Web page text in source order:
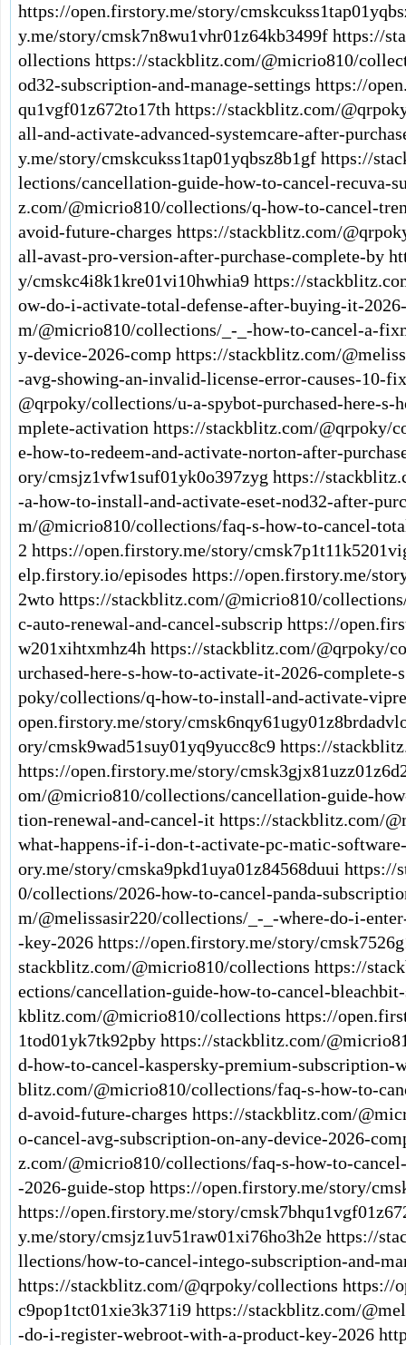
https://open.firstory.me/story/
y.me/story/cmsk7n8wu1vhr01z64kb3499f https://
ollections https://stackblitz.com/@micrio810/
od32-subscription-and-manage-settings https://
qu1vgf01z672to17th https://stackblitz.com/
all-and-activate-advanced-systemcare-after-
y.me/story/cmskcukss1tap01yqbsz8b1gf https://
lections/cancellation-guide-how-to-cancel-recuva-
z.com/@micrio810/collections/q-how-to-cancel-
avoid-future-charges https://stackblitz.com/
all-avast-pro-version-after-purchase-complete-by
y/cmskc4i8k1kre01vi10hwhia9 https://
ow-do-i-activate-total-defense-after-buying-it-
m/@micrio810/collections/_-_-how-to-cancel-a-
y-device-2026-comp https://stackblitz.com/
-avg-showing-an-invalid-license-error-causes-10-
@qrpoky/collections/u-a-spybot-purchased-here-
mplete-activation https://stackblitz.com/@qrpoky/
e-how-to-redeem-and-activate-norton-after-
ory/cmsjz1vfw1suf01yk0o397zyg https://
-a-how-to-install-and-activate-eset-nod32-after-
m/@micrio810/collections/faq-s-how-to-cancel-
2 https://open.firstory.me/story/
elp.firstory.io/episodes https://open.firstory.me/
2wto https://stackblitz.com/@micrio810/
c-auto-renewal-and-cancel-subscrip https://
w201xihtxmhz4h https://stackblitz.com/@qrpoky/
urchased-here-s-how-to-activate-it-2026-complete-s
poky/collections/q-how-to-install-and-activate-
open.firstory.me/story/
ory/cmsk9wad51suy01yq9yucc8c9 https://
https://open.firstory.me/story/
om/@micrio810/collections/cancellation-guide-
tion-renewal-and-cancel-it https://stackblitz.com/
what-happens-if-i-don-t-activate-pc-matic-
ory.me/story/cmska9pkd1uya01z84568duui https://
0/collections/2026-how-to-cancel-panda-
m/@melissasir220/collections/_-_-where-do-i-
-key-2026 https://open.firstory.me/story/
stackblitz.com/@micrio810/collections https://
ections/cancellation-guide-how-to-cancel-
kblitz.com/@micrio810/collections https://
1tod01yk7tk92pby https://stackblitz.com/
d-how-to-cancel-kaspersky-premium-subscription-
blitz.com/@micrio810/collections/faq-s-how-to-
d-avoid-future-charges https://stackblitz.com/
o-cancel-avg-subscription-on-any-device-2026-
z.com/@micrio810/collections/faq-s-how-to-
-2026-guide-stop https://open.firstory.me/story/
https://open.firstory.me/story/
y.me/story/cmsjz1uv51raw01xi76ho3h2e https://
llections/how-to-cancel-intego-subscription-and-
https://stackblitz.com/@qrpoky/collections https://
c9pop1tct01xie3k371i9 https://stackblitz.com/
-do-i-register-webroot-with-a-product-key-2026